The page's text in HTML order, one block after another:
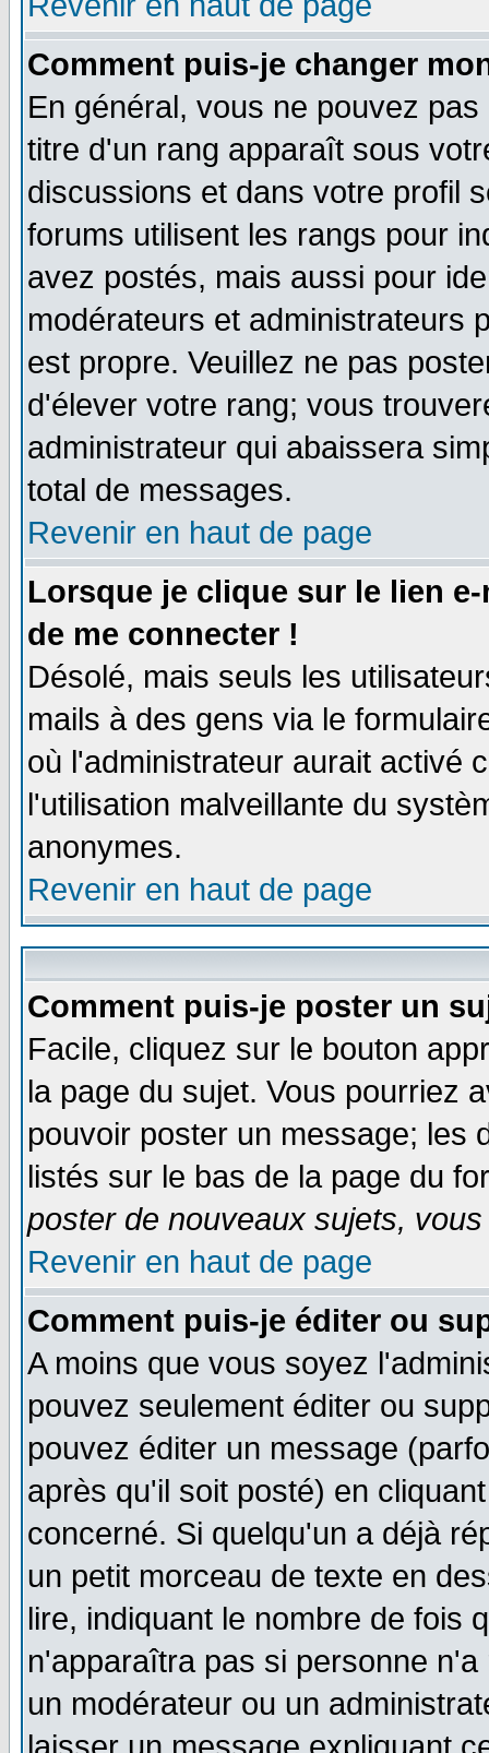
Comment puis-je changer
En général, vous ne pouvez
titre d'un rang apparaît sous
discussions et dans votre profil
forums utilisent les rangs pour
avez postés, mais aussi pour
modérateurs et administrateurs
est propre. Veuillez ne pas
d'élever votre rang; vous
administrateur qui abaissera
total de messages.
Revenir en haut de page
Lorsque je clique sur le lien
de me connecter !
Désolé, mais seuls les
mails à des gens via le
où l'administrateur aurait activé
l'utilisation malveillante du
anonymes.
Revenir en haut de page
Comment puis-je poster un
Facile, cliquez sur le bouton
la page du sujet. Vous pourriez
pouvoir poster un message; les
listés sur le bas de la page du
poster de nouveaux sujets,
Revenir en haut de page
Comment puis-je éditer ou
A moins que vous soyez
pouvez seulement éditer ou
pouvez éditer un message
après qu'il soit posté) en
concerné. Si quelqu'un a déjà
un petit morceau de texte en
lire, indiquant le nombre de fois
n'apparaîtra pas si personne
un modérateur ou un